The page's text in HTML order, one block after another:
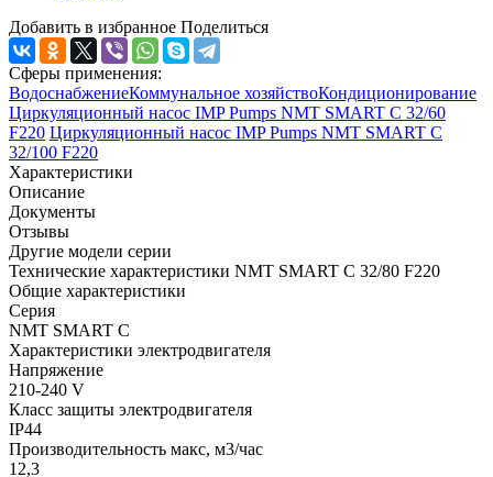
Добавить в избранное Поделиться
Сферы применения:
ВодоснабжениеКоммунальное хозяйствоКондиционирование
Циркуляционный насос IMP Pumps NMT SMART C 32/60
F220 Циркуляционный насос IMP Pumps NMT SMART C
32/100 F220
Характеристики
Описание
Документы
Отзывы
Другие модели серии
Технические характеристики NMT SMART C 32/80 F220
Общие характеристики
Серия
NMT SMART C
Характеристики электродвигателя
Напряжение
210-240 V
Класс защиты электродвигателя
IP44
Производительность макс, м3/час
12,3